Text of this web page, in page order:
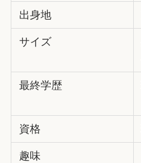
出身地
サイズ
最終学歴
資格
趣味